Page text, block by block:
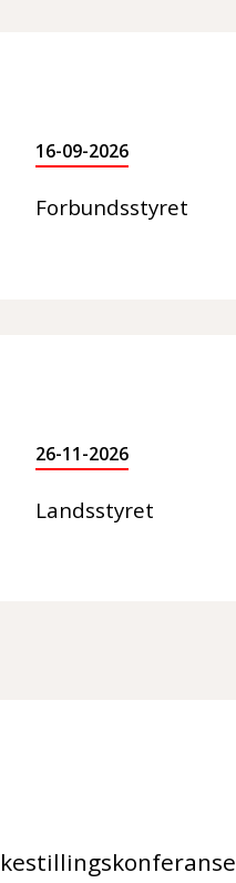
16-09-2026
Forbundsstyret
26-11-2026
Landsstyret